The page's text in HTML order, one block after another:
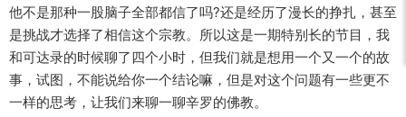
他不是那种一股脑子全部都信了吗?还是经历了漫长的挣扎，甚至
是挑战才选择了相信这个宗教。所以这是一期特别长的节目，我
和可达录的时候聊了四个小时，但我们就是想用一个又一个的故
事，试图，不能说给你一个结论嘛，但是对这个问题有一些更不
一样的思考，让我们来聊一聊辛罗的佛教。